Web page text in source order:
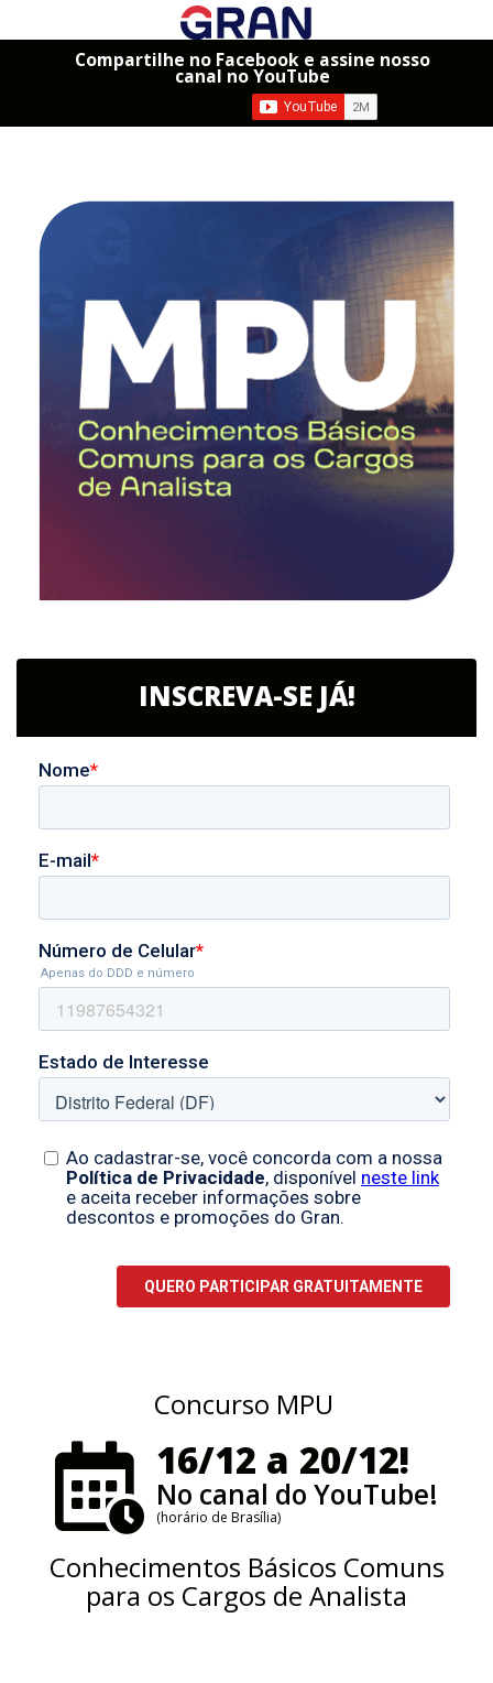
Compartilhe no Facebook e assine nosso
canal no YouTube
INSCREVA-SE JÁ!
Concurso MPU
16/12 a 20/12!
No canal do YouTube!
(horário de Brasília)
Conhecimentos Básicos Comuns
para os Cargos de Analista